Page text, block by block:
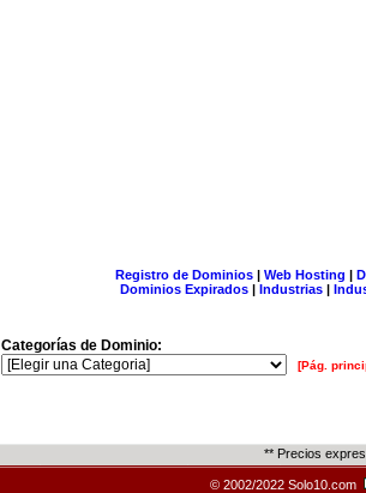
Registro de Dominios| Web Hosting |
Dominios Expirados | Industrias |
Categorías de Dominio:
[Pág.
** Precios
© 2002/2022 Solo10.com